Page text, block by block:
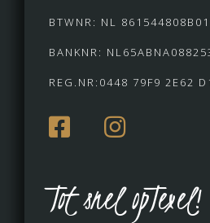
BTWNR: NL 861544808B01
BANKNR:
REG.NR:0448 79F9 2E62
Tot snel opTexel!